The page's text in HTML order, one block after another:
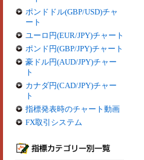
ポンドドル(GBP/USD)チャ
ート
ユーロ円(EUR/JPY)チャート
ポンド円(GBP/JPY)チャート
豪ドル円(AUD/JPY)チャー
ト
カナダ円(CAD/JPY)チャー
ト
指標発表時のチャート動画
FX取引システム